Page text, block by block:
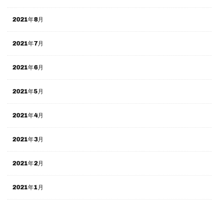
2021年8月
2021年7月
2021年6月
2021年5月
2021年4月
2021年3月
2021年2月
2021年1月